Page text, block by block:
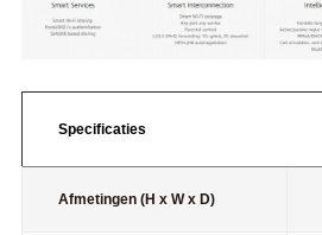
Specificaties
Afmetingen (H x W x D)